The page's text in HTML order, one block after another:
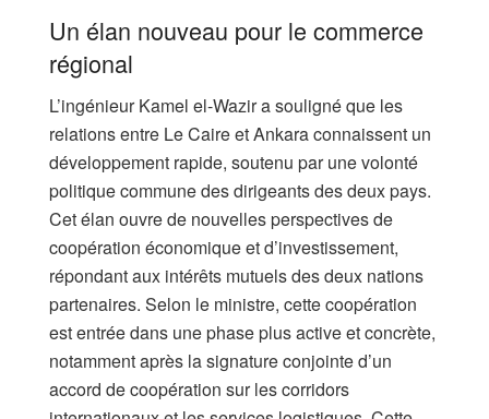
Un élan nouveau pour le commerce
régional
L’ingénieur Kamel el-Wazir a souligné que les
relations entre Le Caire et Ankara connaissent un
développement rapide, soutenu par une volonté
politique commune des dirigeants des deux pays.
Cet élan ouvre de nouvelles perspectives de
coopération économique et d’investissement,
répondant aux intérêts mutuels des deux nations
partenaires. Selon le ministre, cette coopération
est entrée dans une phase plus active et concrète,
notamment après la signature conjointe d’un
accord de coopération sur les corridors